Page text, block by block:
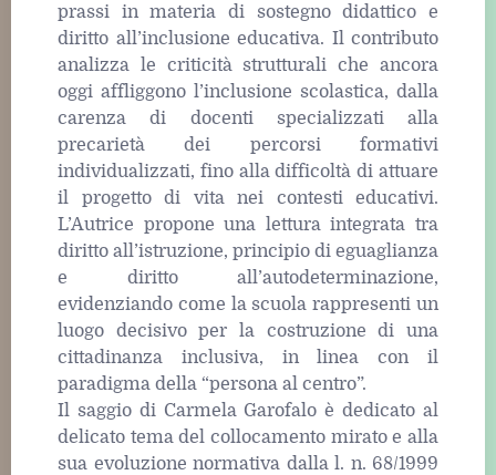
prassi in materia di sostegno didattico e
diritto all’inclusione educativa. Il contributo
analizza le criticità strutturali che ancora
oggi affliggono l’inclusione scolastica, dalla
carenza di docenti specializzati alla
precarietà dei percorsi formativi
individualizzati, fino alla difficoltà di attuare
il progetto di vita nei contesti educativi.
L’Autrice propone una lettura integrata tra
diritto all’istruzione, principio di eguaglianza
e diritto all’autodeterminazione,
evidenziando come la scuola rappresenti un
luogo decisivo per la costruzione di una
cittadinanza inclusiva, in linea con il
paradigma della “persona al centro”.
Il saggio di Carmela Garofalo è dedicato al
delicato tema del collocamento mirato e alla
sua evoluzione normativa dalla l. n. 68/1999